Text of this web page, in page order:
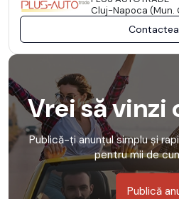
Cluj-Napoca (Mun.
Vrei să vinzi
Publică-ți anunțul simplu și
pentru mii de
Publică